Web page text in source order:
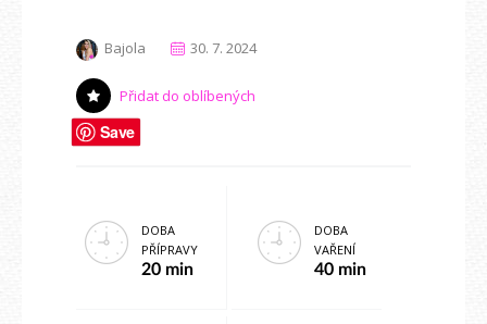
Bajola 30. 7. 2024
Přidat do oblíbených
Save
DOBA
PŘÍPRAVY
20 min
DOBA
VAŘENÍ
40 min